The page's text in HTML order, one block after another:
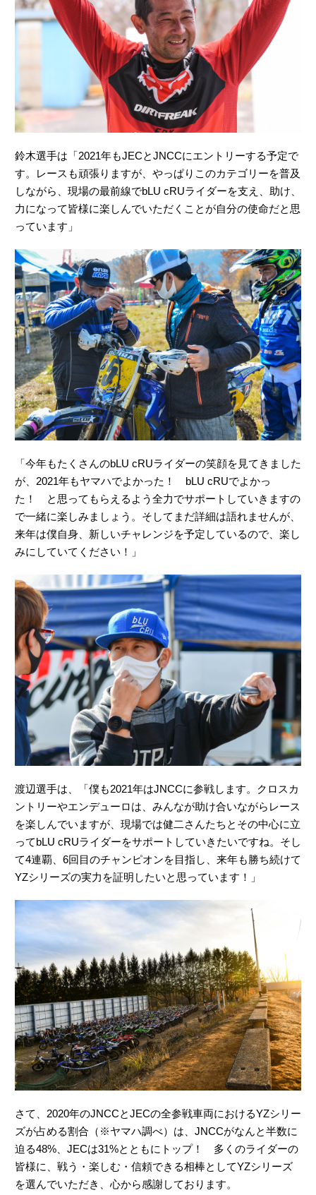
鈴木選手は「2021年もJECとJNCCにエントリーする予定で
す。レースも頑張りますが、やっぱりこのカテゴリーを普及
しながら、現場の最前線でbLU cRUライダーを支え、助け、
力になって皆様に楽しんでいただくことが自分の使命だと思
っています」
「今年もたくさんのbLU cRUライダーの笑顔を見てきました
が、2021年もヤマハでよかった！ bLU cRUでよかっ
た！ と思ってもらえるよう全力でサポートしていきますの
で一緒に楽しみましょう。そしてまだ詳細は語れませんが、
来年は僕自身、新しいチャレンジを予定しているので、楽し
みにしていてください！」
渡辺選手は、「僕も2021年はJNCCに参戦します。クロスカ
ントリーやエンデューロは、みんなが助け合いながらレース
を楽しんでいますが、現場では健二さんたちとその中心に立
ってbLU cRUライダーをサポートしていきたいですね。そし
て4連覇、6回目のチャンピオンを目指し、来年も勝ち続けて
YZシリーズの実力を証明したいと思っています！」
さて、2020年のJNCCとJECの全参戦車両におけるYZシリー
ズが占める割合（※ヤマハ調べ）は、JNCCがなんと半数に
迫る48%、JECは31%とともにトップ！ 多くのライダーの
皆様に、戦う・楽しむ・信頼できる相棒としてYZシリーズ
を選んでいただき、心から感謝しております。